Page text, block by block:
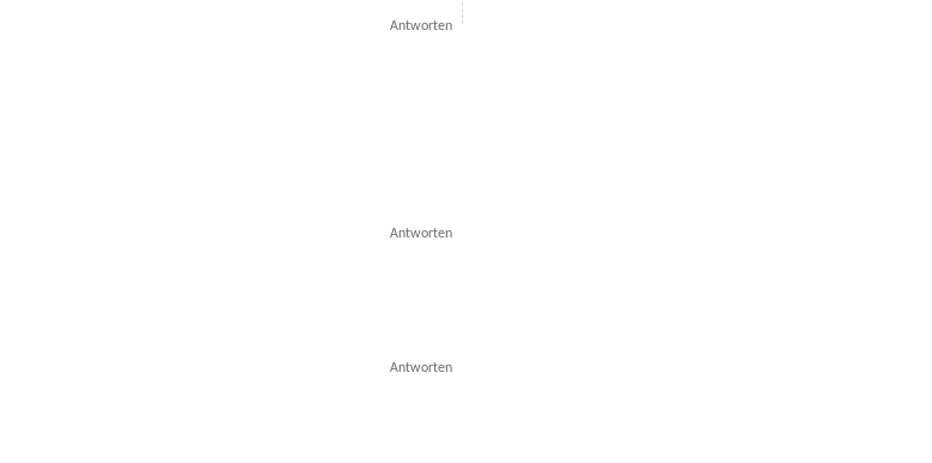
Antworten
Antworten
Antworten